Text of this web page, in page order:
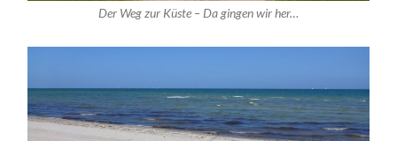
Der Weg zur Küste – Da gingen wir her…